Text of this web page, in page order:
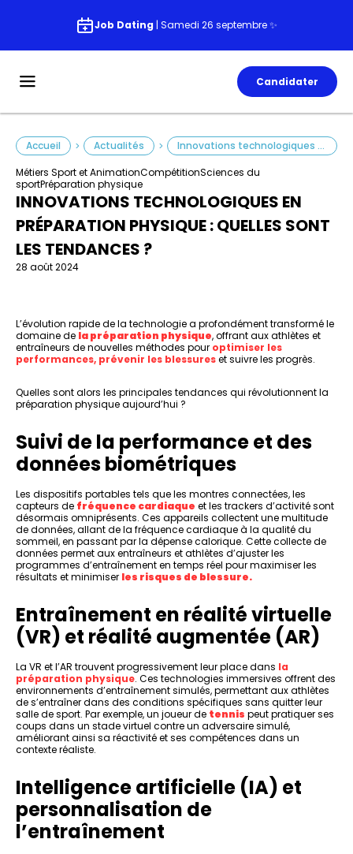
Job Dating | Samedi 26 septembre ✨
Candidater
Métiers Sport et AnimationCompétitionSciences du
sportPréparation physique
Accueil > Actualités > Innovations technologiques en préparation physique : quelles sont les tendances ?
INNOVATIONS TECHNOLOGIQUES EN
PRÉPARATION PHYSIQUE : QUELLES SONT
LES TENDANCES ?
28 août 2024
L’évolution rapide de la technologie a profondément transformé le
domaine de la préparation physique, offrant aux athlètes et
entraîneurs de nouvelles méthodes pour optimiser les
performances, prévenir les blessureset suivre les progrès.
Quelles sont alors les principales tendances qui révolutionnent la
préparation physique aujourd’hui ?
Suivi de la performance et des
données biométriques
Les dispositifs portables tels que les montres connectées, les
capteurs de fréquence cardiaque et les trackers d’activité sont
désormais omniprésents. Ces appareils collectent une multitude
de données, allant de la fréquence cardiaque à la qualité du
sommeil, en passant par la dépense calorique. Cette collecte de
données permet aux entraîneurs et athlètes d’ajuster les
programmes d’entraînement en temps réel pour maximiser les
résultats et minimiser les risques de blessure.
Entraînement en réalité virtuelle
(VR) et réalité augmentée (AR)
La VR et l’AR trouvent progressivement leur place dans la
préparation physique. Ces technologies immersives offrent des
environnements d’entraînement simulés, permettant aux athlètes
de s’entraîner dans des conditions spécifiques sans quitter leur
salle de sport. Par exemple, un joueur de tennis peut pratiquer ses
coups dans un stade virtuel contre un adversaire simulé,
améliorant ainsi sa réactivité et ses compétences dans un
contexte réaliste.
Intelligence artificielle (IA) et
personnalisation de
l’entraînement